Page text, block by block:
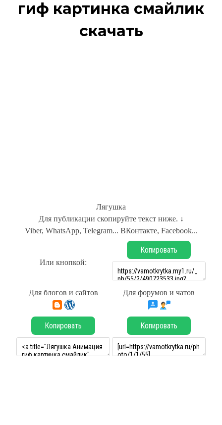
гиф картинка смайлик
скачать
Лягушка
Для публикации скопируйте текст ниже. ↓
Viber, WhatsApp, Telegram... ВКонтакте, Facebook...
Или кнопкой:
Копировать
Для блогов и сайтов Для форумов и чатов
Копировать Копировать